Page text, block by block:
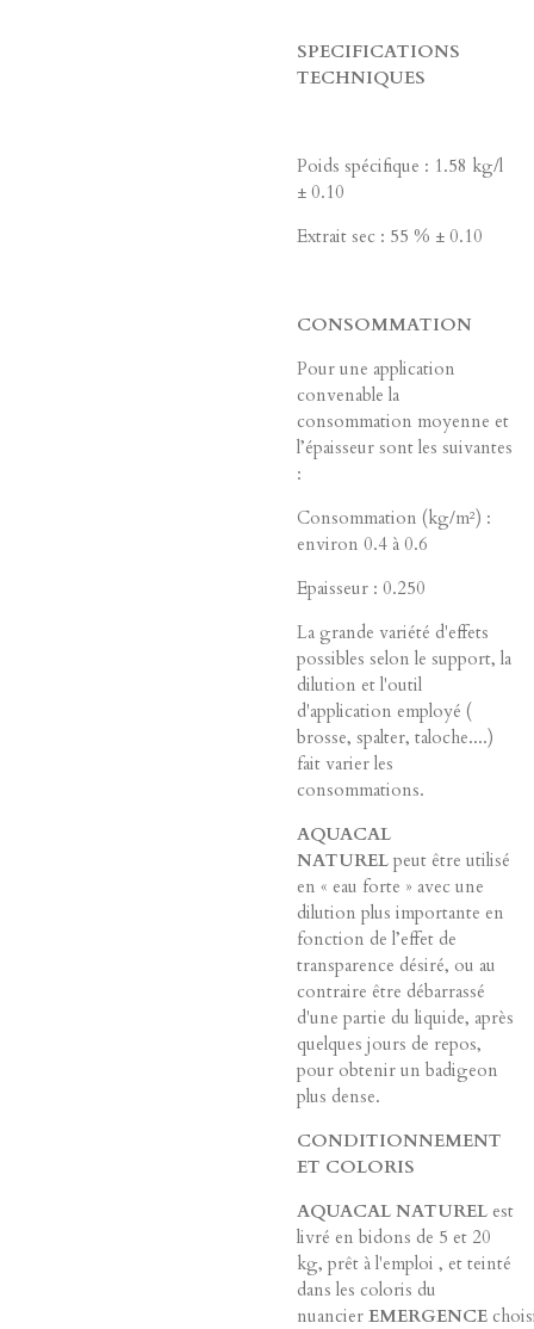
SPECIFICATIONS
TECHNIQUES
Poids spécifique : 1.58 kg/l
± 0.10
Extrait sec : 55 % ± 0.10
CONSOMMATION
Pour une application
convenable la
consommation moyenne et
l’épaisseur sont les suivantes
: ­
Consommation (kg/m²) :
environ 0.4 à 0.6
Epaisseur : 0.250
La grande variété d'effets
possibles selon le support, la
dilution et l'outil
d'application employé (
brosse, spalter, taloche....)
fait varier les
consommations.
AQUACAL
NATUREL peut être utilisé
en « eau forte » avec une
dilution plus importante en
fonction de l’effet de
transparence désiré, ou au
contraire être débarrassé
d'une partie du liquide, après
quelques jours de repos,
pour obtenir un badigeon
plus dense.
CONDITIONNEMENT
ET COLORIS
AQUACAL NATUREL est
livré en bidons de 5 et 20
kg, prêt à l'emploi , et teinté
dans les coloris du
nuancier EMERGENCE